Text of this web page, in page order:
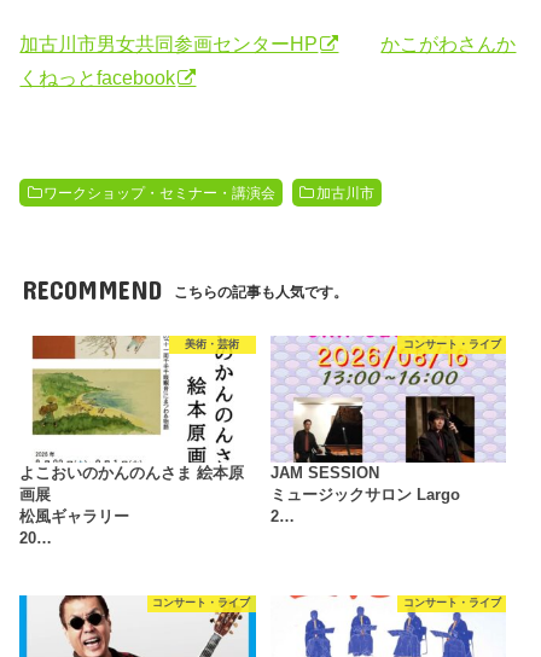
加古川市男女共同参画センターHP
かこがわさんか
くねっとfacebook
ワークショップ・セミナー・講演会 加古川市
RECOMMEND こちらの記事も人気です。
美術・芸術
よこおいのかんのんさま 絵本原
画展
松風ギャラリー
20…
コンサート・ライブ
JAM SESSION
ミュージックサロン Largo
2…
コンサート・ライブ コンサート・ライブ